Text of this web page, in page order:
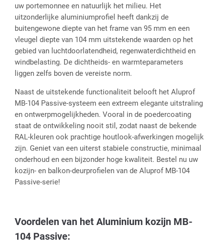
uw portemonnee en natuurlijk het milieu. Het
uitzonderlijke aluminiumprofiel heeft dankzij de
buitengewone diepte van het frame van 95 mm en een
vleugel diepte van 104 mm uitstekende waarden op het
gebied van luchtdoorlatendheid, regenwaterdichtheid en
windbelasting. De dichtheids- en warmteparameters
liggen zelfs boven de vereiste norm.
Naast de uitstekende functionaliteit belooft het Aluprof
MB-104 Passive-systeem een extreem elegante uitstraling
en ontwerpmogelijkheden. Vooral in de poedercoating
staat de ontwikkeling nooit stil, zodat naast de bekende
RAL-kleuren ook prachtige houtlook-afwerkingen mogelijk
zijn. Geniet van een uiterst stabiele constructie, minimaal
onderhoud en een bijzonder hoge kwaliteit. Bestel nu uw
kozijn- en balkon-deurprofielen van de Aluprof MB-104
Passive-serie!
Voordelen van het Aluminium kozijn MB-
104 Passive: